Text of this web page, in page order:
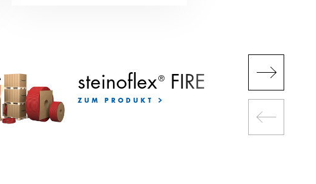
steinoflex ®FIRE
ZUM PRODUKT